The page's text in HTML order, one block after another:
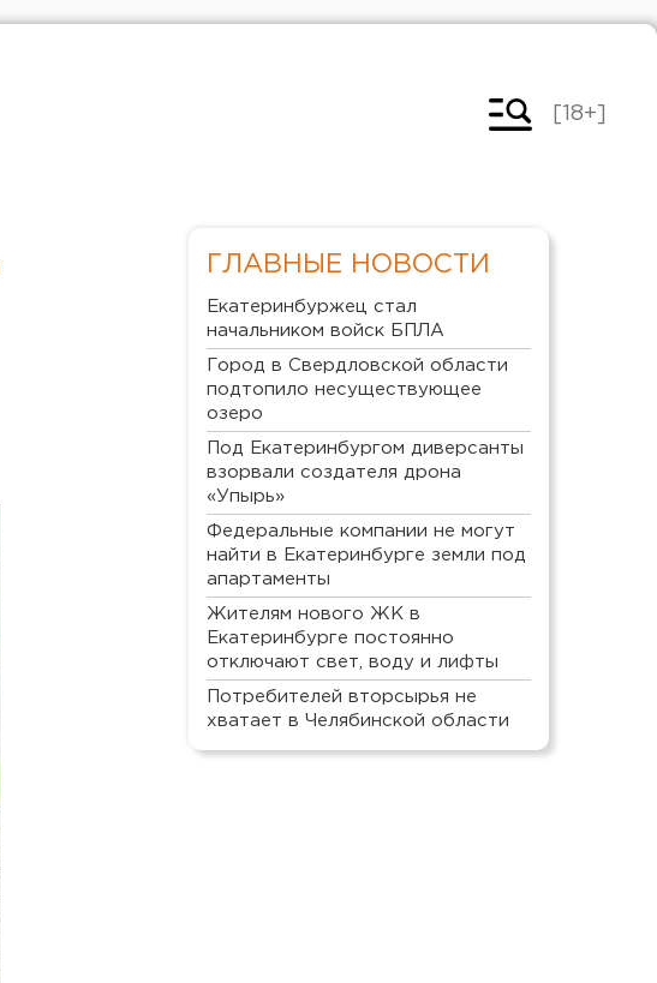
[18+]
ГЛАВНЫЕ НОВОСТИ
Екатеринбуржец стал
начальником войск БПЛА
Город в Свердловской области
подтопило несуществующее
озеро
Под Екатеринбургом диверсанты
взорвали создателя дрона
«Упырь»
Федеральные компании не могут
найти в Екатеринбурге земли под
апартаменты
Жителям нового ЖК в
Екатеринбурге постоянно
отключают свет, воду и лифты
Потребителей вторсырья не
хватает в Челябинской области